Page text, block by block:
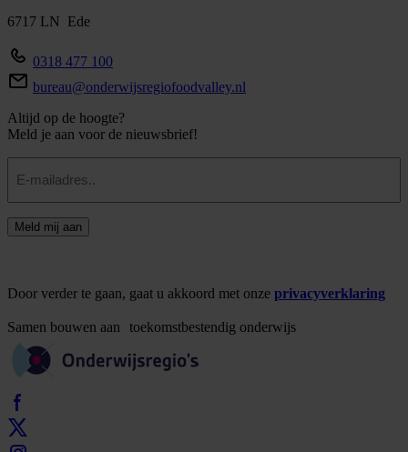
6717 LN Ede
0318 477 100
bureau@onderwijsregiofoodvalley.nl
Altijd op de hoogte?
Meld je aan voor de nieuwsbrief!
mailadres
Meld mij aan
Door verder te gaan, gaat u akkoord met onze privacyverklaring
Samen bouwen aan toekomstbestendig onderwijs